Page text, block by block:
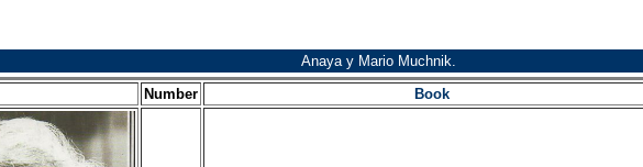
Anaya y Mario Muchnik.
Number
Book